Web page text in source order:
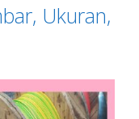
Ukuran,